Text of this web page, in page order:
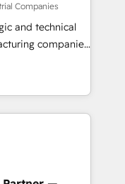
fix what others
headcount and
in client
results since 2017
systems
Companies
and technical
companies
delivering
leveraging
success.
-